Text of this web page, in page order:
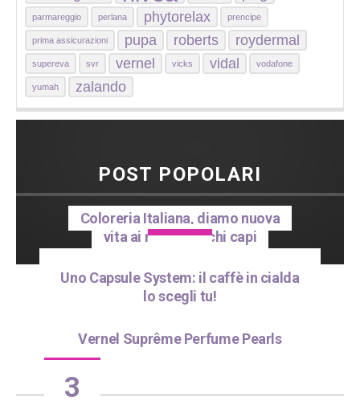
parmareggio perlana phytorelax prencipe
prima assicurazioni pupa roberts roydermal
supereva svr vernel vicks vidal vodafone
yumah zalando
POST POPOLARI
1
Coloreria Italiana, diamo nuova
vita ai nostri vecchi capi
2
Uno Capsule System: il caffè in cialda
lo scegli tu!
3
Vernel Suprême Perfume Pearls